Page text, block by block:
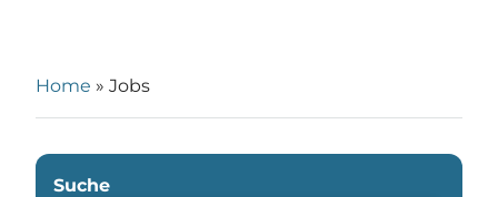
Home » Jobs
Suche